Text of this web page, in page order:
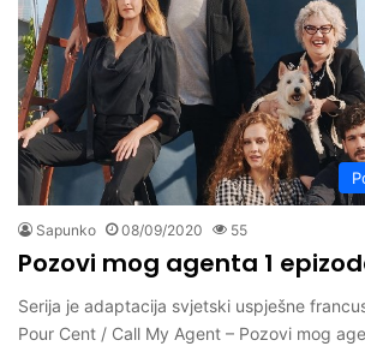
Sapunko 08/09/2020 55
Pozovi mog agenta 1
Serija je adaptacija svjetski uspješne
Pour Cent / Call My Agent – Pozovi mog